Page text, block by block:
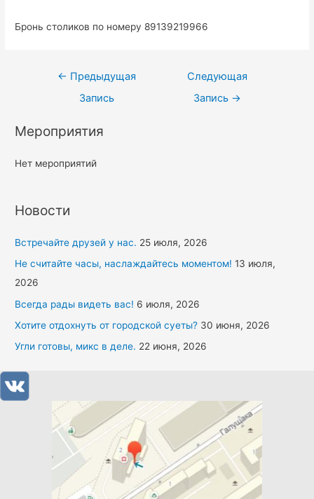
Бронь столиков по номеру 89139219966
← Предыдущая
Запись
Следующая
Запись →
Мероприятия
Нет мероприятий
Новости
Встречайте друзей у нас. 25 июля, 2026
Не считайте часы, наслаждайтесь моментом! 13 июля,
2026
Всегда рады видеть вас! 6 июля, 2026
Хотите отдохнуть от городской суеты? 30 июня, 2026
Угли готовы, микс в деле. 22 июня, 2026